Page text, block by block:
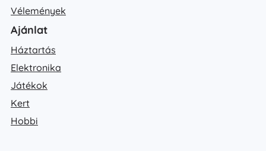
Vélemények
Ajánlat
Háztartás
Elektronika
Játékok
Kert
Hobbi